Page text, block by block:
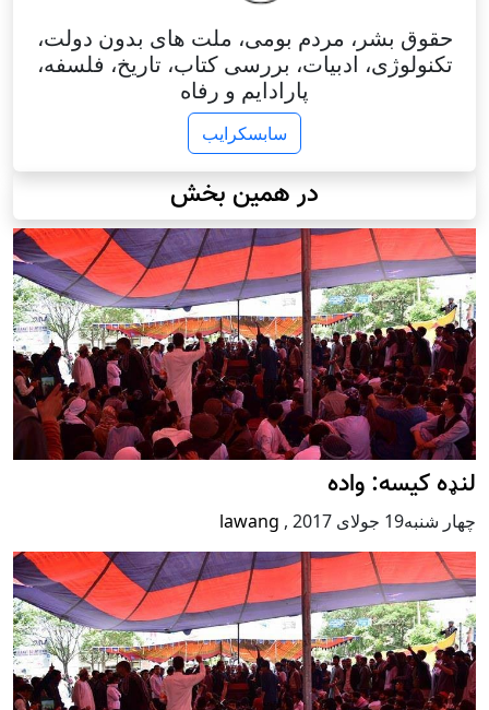
حقوق بشر، مردم بومی، ملت های بدون دولت،
تکنولوژی، ادبیات، بررسی کتاب، تاریخ، فلسفه،
پارادایم و رفاه
سابسکرایب
در همین بخش
لنډه کیسه: واده
چهار شنبه19 جولای 2017 ,
lawang